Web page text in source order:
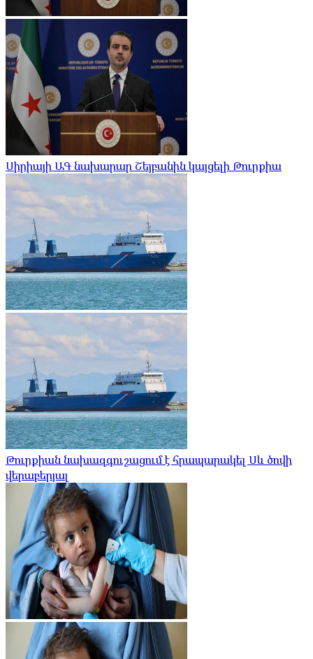
Սիրիայի ԱԳ նախարար Շեյբանին կայցելի Թուրքիա
Թուրքիան նախազգուշացում է հրապարակել Սև ծովի
վերաբերյալ